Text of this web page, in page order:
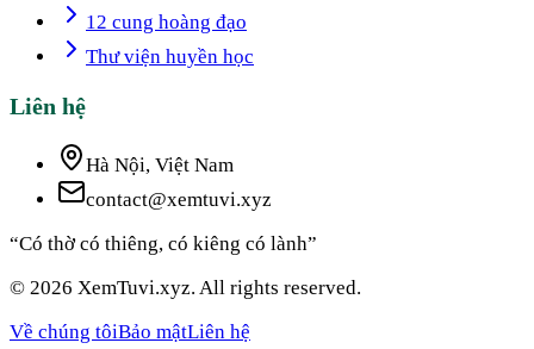
12 cung hoàng đạo
Thư viện huyền học
Liên hệ
Hà Nội, Việt Nam
contact@xemtuvi.xyz
“Có thờ có thiêng, có kiêng có lành”
© 2026 XemTuvi.xyz. All rights reserved.
Về chúng tôiBảo mậtLiên hệ